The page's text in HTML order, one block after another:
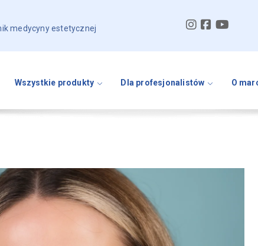
medycyny estetycznej
Wszystkie produkty Dla profesjonalistów O